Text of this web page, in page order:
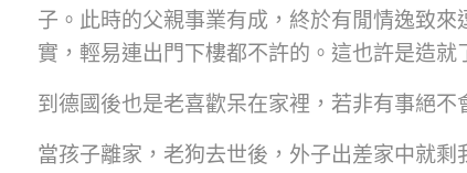
子。此時的父親事業有成，終於有閒情逸致
實，輕易連出門下樓都不許的。這也許是造就
到德國後也是老喜歡呆在家裡，若非有事絕不
當孩子離家，老狗去世後，外子出差家中就